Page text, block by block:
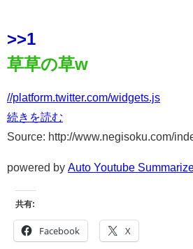
>>1
草草の草w
//platform.twitter.com/widgets.js
続きを読む
Source: http://www.negisoku.com/
powered by Auto Youtube
共有:
Facebook X